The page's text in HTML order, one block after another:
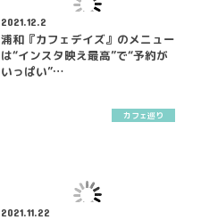
2021.12.2
浦和『カフェデイズ』のメニュー
は“インスタ映え最高”で“予約が
いっぱい”…
カフェ巡り
2021.11.22